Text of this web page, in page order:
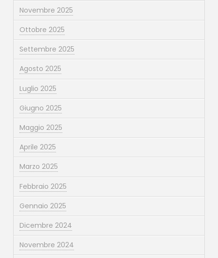
Novembre 2025
Ottobre 2025
Settembre 2025
Agosto 2025
Luglio 2025
Giugno 2025
Maggio 2025
Aprile 2025
Marzo 2025
Febbraio 2025
Gennaio 2025
Dicembre 2024
Novembre 2024